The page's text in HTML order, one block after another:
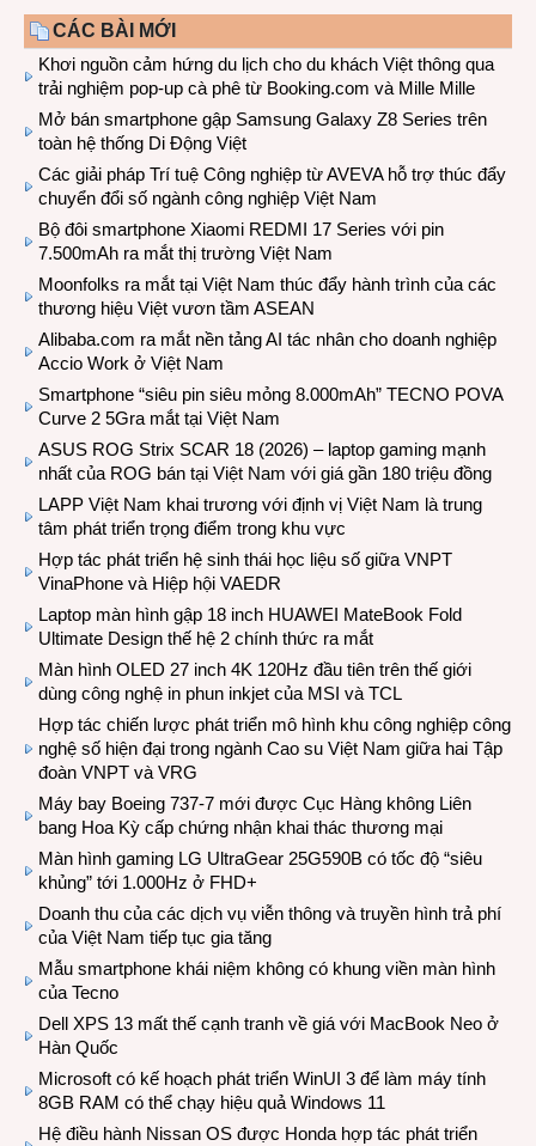
CÁC BÀI MỚI
Khơi nguồn cảm hứng du lịch cho du khách Việt thông qua
trải nghiệm pop-up cà phê từ Booking.com và Mille Mille
Mở bán smartphone gập Samsung Galaxy Z8 Series trên
toàn hệ thống Di Động Việt
Các giải pháp Trí tuệ Công nghiệp từ AVEVA hỗ trợ thúc đẩy
chuyển đổi số ngành công nghiệp Việt Nam
Bộ đôi smartphone Xiaomi REDMI 17 Series với pin
7.500mAh ra mắt thị trường Việt Nam
Moonfolks ra mắt tại Việt Nam thúc đẩy hành trình của các
thương hiệu Việt vươn tầm ASEAN
Alibaba.com ra mắt nền tảng AI tác nhân cho doanh nghiệp
Accio Work ở Việt Nam
Smartphone “siêu pin siêu mỏng 8.000mAh” TECNO POVA
Curve 2 5Gra mắt tại Việt Nam
ASUS ROG Strix SCAR 18 (2026) – laptop gaming mạnh
nhất của ROG bán tại Việt Nam với giá gần 180 triệu đồng
LAPP Việt Nam khai trương với định vị Việt Nam là trung
tâm phát triển trọng điểm trong khu vực
Hợp tác phát triển hệ sinh thái học liệu số giữa VNPT
VinaPhone và Hiệp hội VAEDR
Laptop màn hình gập 18 inch HUAWEI MateBook Fold
Ultimate Design thế hệ 2 chính thức ra mắt
Màn hình OLED 27 inch 4K 120Hz đầu tiên trên thế giới
dùng công nghệ in phun inkjet của MSI và TCL
Hợp tác chiến lược phát triển mô hình khu công nghiệp công
nghệ số hiện đại trong ngành Cao su Việt Nam giữa hai Tập
đoàn VNPT và VRG
Máy bay Boeing 737-7 mới được Cục Hàng không Liên
bang Hoa Kỳ cấp chứng nhận khai thác thương mại
Màn hình gaming LG UltraGear 25G590B có tốc độ “siêu
khủng” tới 1.000Hz ở FHD+
Doanh thu của các dịch vụ viễn thông và truyền hình trả phí
của Việt Nam tiếp tục gia tăng
Mẫu smartphone khái niệm không có khung viền màn hình
của Tecno
Dell XPS 13 mất thế cạnh tranh về giá với MacBook Neo ở
Hàn Quốc
Microsoft có kế hoạch phát triển WinUI 3 để làm máy tính
8GB RAM có thể chạy hiệu quả Windows 11
Hệ điều hành Nissan OS được Honda hợp tác phát triển